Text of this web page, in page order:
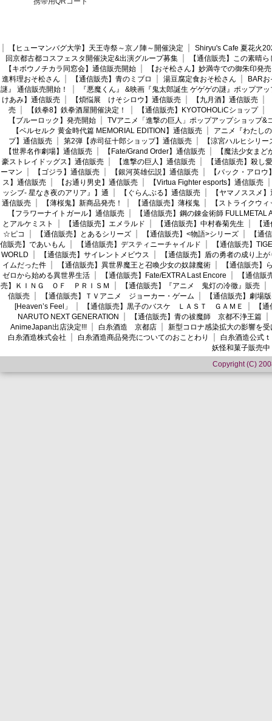
【ヒューマンバグ大学】天王寺祭～京ノ陣～開催決定
Shiryu's Cafe 夏花火
回京都古都コスフェスタ開催決定&出演グループ募集
【通信販売】この素晴
【キボウノチカラ同窓会】通信販売開始
【おそ松さん】妙満寺での御朱印発売
進料理おそ松さん
【通信販売】青のミブロ 湯豆腐定食おそ松さん
BAR
謎』 通信販売開始！
『悪魔くん』 &映画『鬼太郎誕生 ゲゲゲの謎』ポップア
けあみ】通信販売
【煩悩展 けそシロウ】通信販売 【九月酒】通信販売
売
【鉄拳8】鉄拳酒屋開催決定！ 【通信販売】KYOTOHOLiCショップ
【ブルーロック】発売開始
TVアニメ「進撃の巨人」ポップアップショップ&
【ベルセルク 黄金時代篇 MEMORIAL EDITION】通信販売
アニメ『わたし
プ】通信販売
第2弾【赤司征十郎ショップ】通信販売
【涼宮ハルヒシリ
【世界名作劇場】通信販売
【Fate/Grand Order】通信販売
【魔法少女ま
豪ストレイドッグス】通信販売
【進撃の巨人】通信販売
【通信販売】殺し愛
ーマン
【ゴジラ】通信販売 【銀河英雄伝説】通信販売
【バック・アロウ
ス】通信販売
【お通り男史】通信販売
【Virtua Fighter esports】通信販売
ッシブ- 星なき夜のアリア』】通
【ぐらんぶる】通信販売
【ヤマノススメ
通信販売
【薄桜鬼】新商品発売！ 【通信販売】薄桜鬼
【ストライクウ
【フラワーナイトガール】通信販売
【通信販売】鋼の錬金術師 FULLMETAL
とアルケミスト
【通信販売】エメラルド 【通信販売】中村春菊先生
【
☆ピコ
【通信販売】とあるシリーズ 【通信販売】<物語>シリーズ
【通
信販売】であいもん
【通信販売】デスティニーチャイルド
【通信販売】
WORLD
【通信販売】サイレントメビウス
【通信販売】盾の勇者の成り上が
イムだった件
【通信販売】異世界魔王と召喚少女の奴隷魔術
【通信販売】
ゼロから始める異世界生活
【通信販売】Fate/EXTRA Last Encore
【通信
売】ＫＩＮＧ ＯＦ ＰＲＩＳＭ
【通信販売】『アニメ 鬼灯の冷徹』販売
信販売
【通信販売】ＴＶアニメ ジョーカー・ゲーム
【通信販売】劇場
[Heaven’s Feel」
【通信販売】黒子のバスケ ＬＡＳＴ ＧＡＭＥ
【
NARUTO NEXT GENERATION
【通信販売】青の祓魔師 京都不浄王篇
AnimeJapan出店決定!!!
白糸酒造 京都店
新型コロナ感染拡大の影響を
白糸酒造株式会社
白糸酒造商品発売についてのおことわり
白糸酒造公式
妖怪和菓子販売中
Copyright (C)